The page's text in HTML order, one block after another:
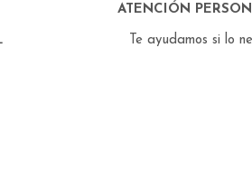
ATENCIÓN
Te ayudamos si lo